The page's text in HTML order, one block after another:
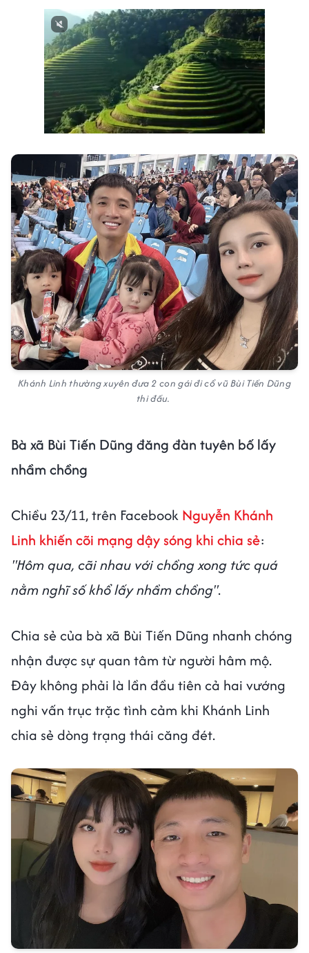
Khánh Linh thường xuyên đưa 2 con gái đi cổ vũ Bùi Tiến Dũng
thi đấu.
Bà xã Bùi Tiến Dũng đăng đàn tuyên bố lấy
nhầm chồng
Chiều 23/11, trên Facebook Nguyễn Khánh
Linh khiến cõi mạng dậy sóng khi chia sẻ:
"Hôm qua, cãi nhau với chồng xong tức quá
nằm nghĩ số khổ lấy nhầm chồng".
Chia sẻ của bà xã Bùi Tiến Dũng nhanh chóng
nhận được sự quan tâm từ người hâm mộ.
Đây không phải là lần đầu tiên cả hai vướng
nghi vấn trục trặc tình cảm khi Khánh Linh
chia sẻ dòng trạng thái căng đét.